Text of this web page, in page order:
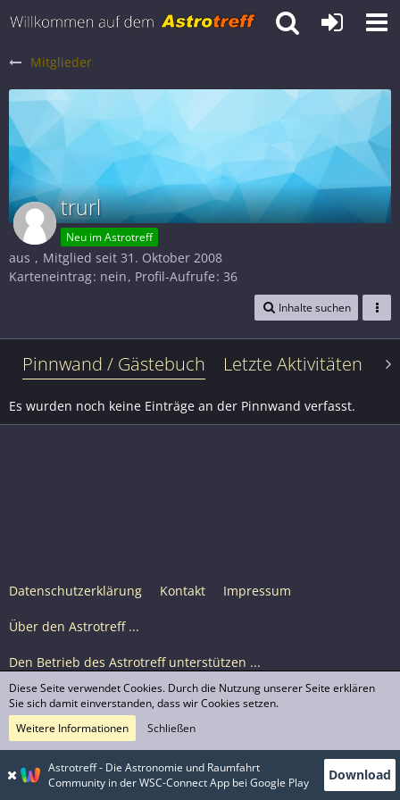
Mitglieder
trurl
Neu im Astrotreff
aus
Mitglied seit 31. Oktober 2008
Karteneintrag nein Profil-Aufrufe 36
Inhalte suchen
Pinnwand / Gästebuch Letzte Aktivitäten
Es wurden noch keine Einträge an der Pinnwand verfasst.
Datenschutzerklärung Kontakt Impressum
Über den Astrotreff ...
Den Betrieb des Astrotreff unterstützen ...
Nutzungsbedingungen
© Astrotreff 2001-2026, lizenziert unter CC BY-SA,
sofern für einzelne Inhalte nicht anders angegeben
Astrotreff - Die Astronomie und Raumfahrt
Community in der WSC-Connect App bei Google Play
Download
Diese Seite verwendet Cookies. Durch die Nutzung unserer Seite erklären
Sie sich damit einverstanden, dass wir Cookies setzen.
Weitere Informationen
Schließen